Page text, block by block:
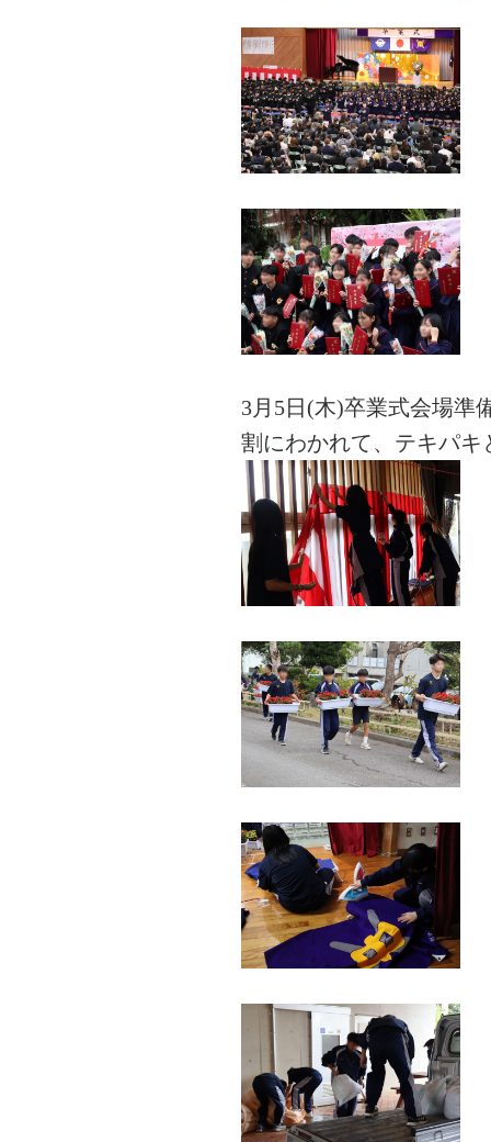
3月5日(木)卒業式会場準
割にわかれて、テキパ